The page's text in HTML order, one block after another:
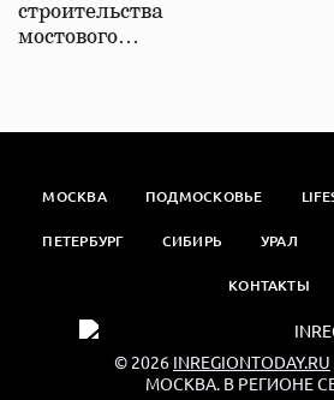
строительства
мостового…
МОСКВА ПОДМОСКОВЬЕ
ПЕТЕРБУРГ СИБИРЬ УРАЛ
КОНТАКТЫ
© 2026 INREGIONTODAY.RU
МОСКВА. В РЕГИОНЕ